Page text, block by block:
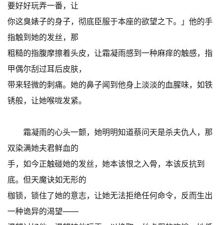
要好好玩弄一番，让
你这臭婊子的身子，彻底臣服于本座的欲望之下。」他的手
指触到她的发丝，那
粗糙的指腹摩擦着头皮，让霜凝雨感到一种麻痒的触感，指
甲偶尔刮过耳后皮肤，
带来轻微的刺痛。她的鼻子闻到他身上淡淡的血腥味，如铁
锈般，让她喉咙发紧。
霜凝雨的心头一颤，她明明知道蔡问天是杀夫仇人，那
双染满她夫君鲜血的
手，如今正触碰她的发丝，她本该恨之入骨，本该反抗到
底。但天魔诀如无形的
枷锁，锁住了她的意志，让她无法拒绝任何命令，反而生出
一种诡异的渴望——